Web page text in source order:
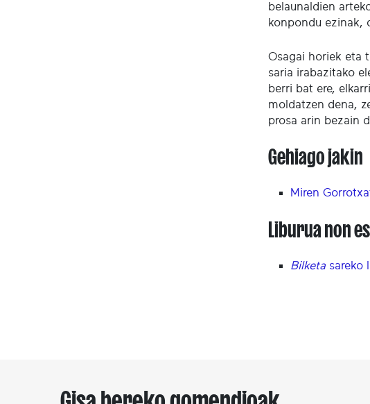
belaunaldien
konpondu ezinak,
Osagai horiek eta
saria irabazitako
berri bat ere,
moldatzen dena,
prosa arin bezain
Gehiago jakin
Miren
Liburua non
Bilketa sareko